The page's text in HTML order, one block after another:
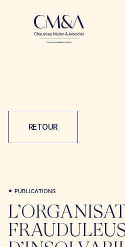
RETOUR
• PUBLICATIONS